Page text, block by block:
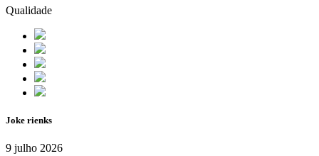
Qualidade
Joke rienks
9 julho 2026